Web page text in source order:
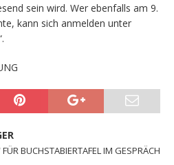
sein wird. Wer ebenfalls am 9.
kann sich anmelden unter
FÜR BUCHSTABIERTAFEL IM GESPRÄCH